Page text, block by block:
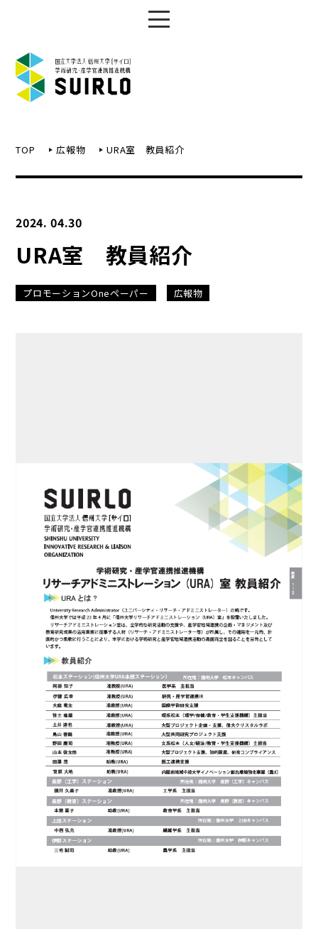
TOP 広報物 URA室 教員紹介
2024. 04.30
URA室 教員紹介
プロモーションOneペーパー 広報物